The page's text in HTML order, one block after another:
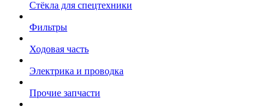
Стёкла для спецтехники
Фильтры
Ходовая часть
Электрика и проводка
Прочие запчасти